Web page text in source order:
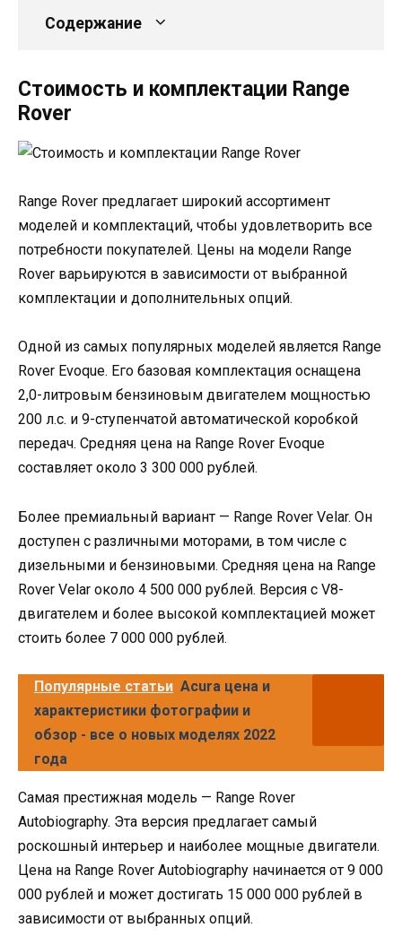
Содержание
Стоимость и комплектации Range
Rover
Range Rover предлагает широкий ассортимент
моделей и комплектаций, чтобы удовлетворить все
потребности покупателей. Цены на модели Range
Rover варьируются в зависимости от выбранной
комплектации и дополнительных опций.
Одной из самых популярных моделей является Range
Rover Evoque. Его базовая комплектация оснащена
2,0-литровым бензиновым двигателем мощностью
200 л.с. и 9-ступенчатой автоматической коробкой
передач. Средняя цена на Range Rover Evoque
составляет около 3 300 000 рублей.
Более премиальный вариант — Range Rover Velar. Он
доступен с различными моторами, в том числе с
дизельными и бензиновыми. Средняя цена на Range
Rover Velar около 4 500 000 рублей. Версия с V8-
двигателем и более высокой комплектацией может
стоить более 7 000 000 рублей.
Популярные статьи Acura цена и
характеристики фотографии и
обзор - все о новых моделях 2022
года
Самая престижная модель — Range Rover
Autobiography. Эта версия предлагает самый
роскошный интерьер и наиболее мощные двигатели.
Цена на Range Rover Autobiography начинается от 9 000
000 рублей и может достигать 15 000 000 рублей в
зависимости от выбранных опций.